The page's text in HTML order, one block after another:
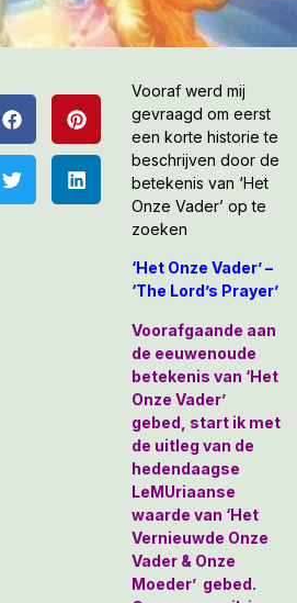
Vooraf werd mij
gevraagd om eerst
een korte historie te
beschrijven door de
betekenis van ‘Het
Onze Vader’ op te
zoeken
‘Het Onze Vader’ –
‘The Lord’s Prayer’
Voorafgaande aan
de eeuwenoude
betekenis van ‘Het
Onze Vader’
gebed, start ik met
de uitleg van de
hedendaagse
LeMUriaanse
waarde van ‘Het
Vernieuwde Onze
Vader & Onze
Moeder’ gebed.